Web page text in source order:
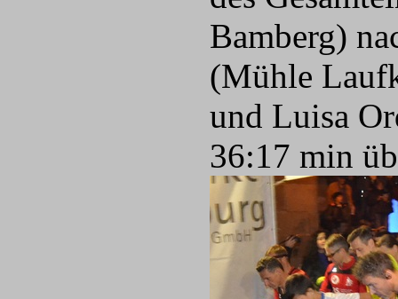
Bamberg)
(Mühle
und Luisa
36:17 min